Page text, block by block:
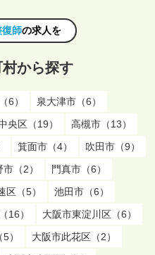
復師の求人を
から探す
6）
泉大津市（6）
央区（19）
高槻市（13）
箕面市（4）
吹田市（9）
（2）
門真市（6）
区（5）
池田市（6）
16）
大阪市東淀川区（6）
）
大阪市此花区（2）